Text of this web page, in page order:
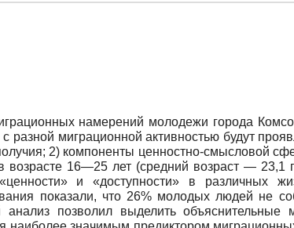
намерений молодежи города
разной миграционной активностью будут
2) компоненты ценностно-смысловой
16—25 лет (средний возраст — 23,1
и «доступности» в различных
показали, что 26% молодых людей не
позволил выделить